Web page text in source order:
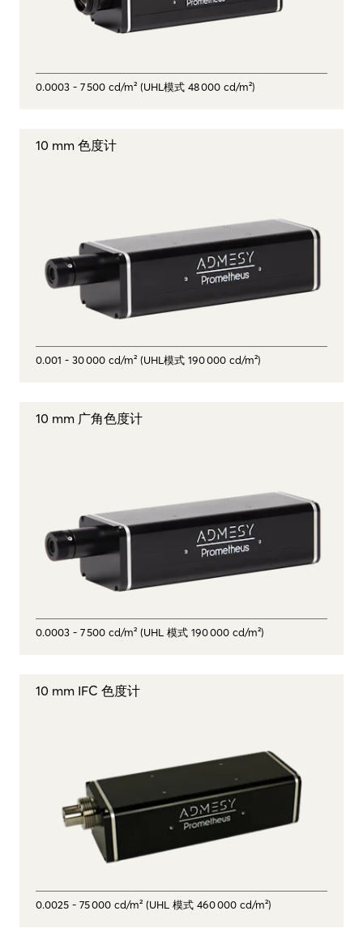
0.0003 - 7 500 cd/m² (UHL模式 48 000 cd/m²)
10 mm 色度计
0.001 - 30 000 cd/m² (UHL模式 190 000 cd/m²)
10 mm 广角色度计
0.0003 - 7 500 cd/m² (UHL 模式 190 000 cd/m²)
10 mm IFC 色度计
0.0025 - 75 000 cd/m² (UHL 模式 460 000 cd/m²)